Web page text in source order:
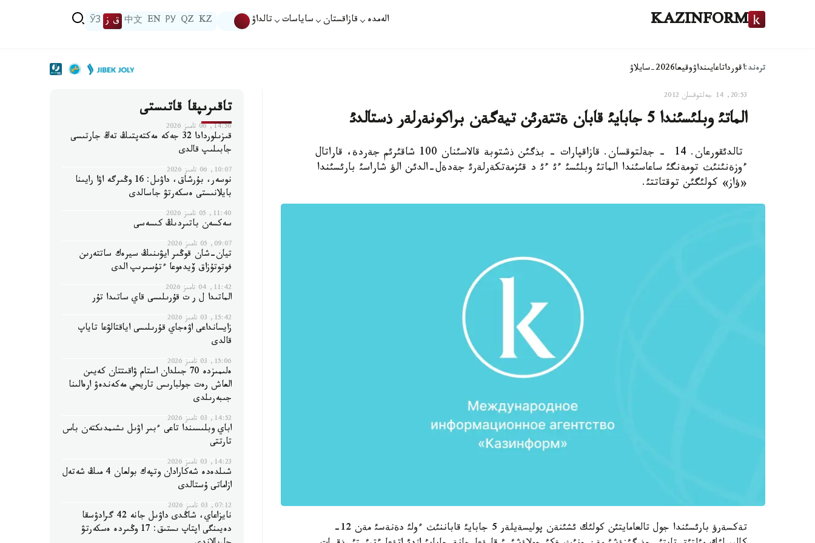
KAZINFORM الەمدە قازاقستان ساياسات تالداۋ KZ
QZ
РУ
EN
中文 ق ز ЎЗ
ترەند:اقورداتاعايىنداۋوقيعا2026-سايلاۋ
20:53, 14 جەلتوقسان 2012
الماتئ وبلئسئندا 5 جابايئ قابان ةتتةرئن تيةگةن براكونةرلةر ذستالدئ
تالدئقورعان. 14 - جةلتوقسان. قازاقپارات - بذگئن ذشتوبة قالاسئنان 100 شاقئرئم جةردة، قاراتال
ءوزةنئنئث تومةنگئ ساعاسئندا الماتئ وبلئسئ ءئ ءئ د قئزمةتكةرلةرئ جةدةل-الدئن الؤ شاراسئ بارئسئندا
«ؤاز» كولئگئن توقتاتتئ.
تةكسةرؤ بارئسئندا جول تالعامايتئن كولئك ئشئنةن پوليسةيلةر 5 جابايئ قاباننئث ءولئ دةنةسئ مةن 12-
تاقىرىپقا قاتىستى
14:56, 06 تامىز 2026
قىزىلوردادا 32 جەكە مەكتەپتىڭ تەڭ جارتىسى
جابىلىپ قالدى
10:07, 06 تامىز 2026
نوسەر، بۇرشاق، داۋىل: 16 وڭىرگە اۋا رايىنا
بايلانىستى ەسكەرتۋ جاسالدى
11:40, 05 تامىز 2026
سەكسەن باتىردىڭ كىسەسى
09:07, 05 تامىز 2026
تيان-شان قوڭىر ايۋىنىڭ سيرەك ساتتەرىن
فوتوتۇزاق ۆيدەوعا ءتۇسىرىپ الدى
11:42, 04 تامىز 2026
الماتىدا ل ر ت قۇرىلىسى قاي ساتىدا تۇر
15:42, 03 تامىز 2026
زايسانداعى اۋەجاي قۇرىلىسى اياقتالۋعا تاياپ
قالدى
15:06, 03 تامىز 2026
ەلىمىزدە 70 جىلدان استام ۋاقىتتان كەيىن
العاش رەت جولبارىس تاريحي مەكەندەۋ ارەالىنا
جىبەرىلدى
14:52, 03 تامىز 2026
اباي وبلىسىندا تاعى ءبىر اۋىل ىشىمدىكتەن باس
تارتتى
14:23, 03 تامىز 2026
شىلدەدە شەكارادان وتپەك بولعان 4 مىڭ شەتەل
ازاماتى ۇستالدى
07:12, 03 تامىز 2026
نايزاعاي، شاڭدى داۋىل جانە 42 گرادۋسقا
دەيىنگى اپتاپ ىستىق: 17 وڭىردە ەسكەرتۋ